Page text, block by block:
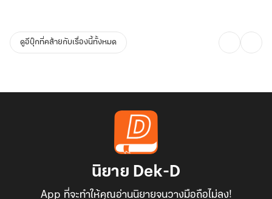
ดูอีบุ๊กที่คล้ายกับเรื่องนี้ทั้งหมด
นิยาย Dek-D
App ที่จะทำให้คุณอ่านนิยายจนวางมือถือไม่ลง!